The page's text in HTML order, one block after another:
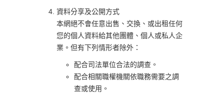
資料分享及公開方式
本網絕不會任意出售、交換、或出租任何
您的個人資料給其他團體、個人或私人企
業。但有下列情形者除外：
配合司法單位合法的調查。
配合相關職權機關依職務需要之調
查或使用。